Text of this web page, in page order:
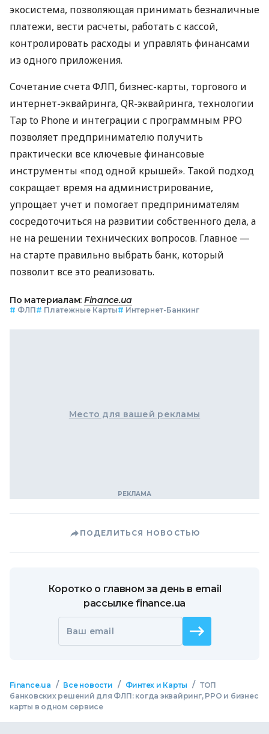
экосистема, позволяющая принимать безналичные
платежи, вести расчеты, работать с кассой,
контролировать расходы и управлять финансами
из одного приложения.
Сочетание счета ФЛП, бизнес-карты, торгового и
интернет-эквайринга, QR-эквайринга, технологии
Tap to Phone и интеграции с программным РРО
позволяет предпринимателю получить
практически все ключевые финансовые
инструменты «под одной крышей». Такой подход
сокращает время на администрирование,
упрощает учет и помогает предпринимателям
сосредоточиться на развитии собственного дела, а
не на решении технических вопросов. Главное —
на старте правильно выбрать банк, который
позволит все это реализовать.
По материалам: Finance.ua
# ФЛП# Платежные Карты# Интернет-Банкинг
Место для вашей рекламы
ПОДЕЛИТЬСЯ НОВОСТЬЮ
Коротко о главном за день в email
рассылке finance.ua
Ваш email
Finance.ua / Все новости / Финтех и Карты / ТОП
банковских решений для ФЛП: когда эквайринг, РРО и бизнес
карты в одном сервисе